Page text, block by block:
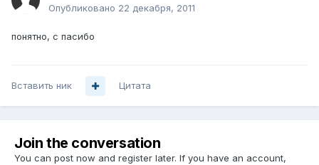
Опубликовано 22 декабря, 2011
понятно, с пасибо
Вставить ник Цитата
Join the conversation
You can post now and register later. If you have an account,